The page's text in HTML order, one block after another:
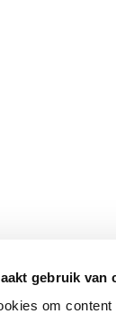
gebruik van
om